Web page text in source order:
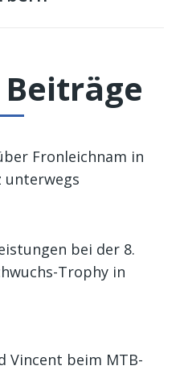
Fronleichnam in
unterwegs
bei der 8.
Trophy in
Vincent beim MTB-